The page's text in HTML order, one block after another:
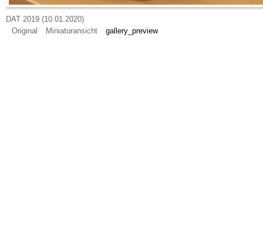
DAT 2019 (10.01.2020)
Original
Miniaturansicht gallery_preview